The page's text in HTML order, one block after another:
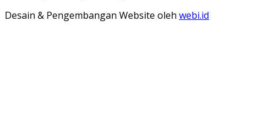
Desain & Pengembangan Website oleh webi.id